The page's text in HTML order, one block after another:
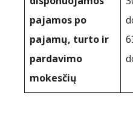
pajamos po
pajamų, turto ir
pardavimo
mokesčių